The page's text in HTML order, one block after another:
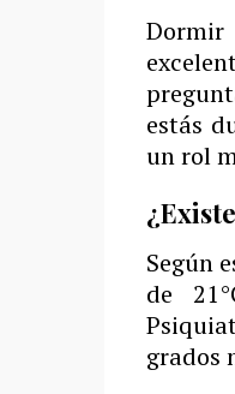
Dormir
estás
un rol
Según
de
grados